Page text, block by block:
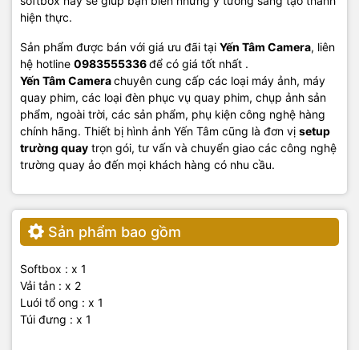
hiện thực.
Sản phẩm được bán với giá ưu đãi tại Yến Tâm Camera, liên
hệ hotline 0983555336để có giá tốt nhất .
Yến Tâm Camerachuyên cung cấp các loại máy ảnh, máy
quay phim, các loại đèn phục vụ quay phim, chụp ảnh sản
phẩm, ngoài trời, các sản phẩm, phụ kiện công nghệ hàng
chính hãng. Thiết bị hình ảnh Yến Tâm cũng là đơn vị setup
trường quay trọn gói, tư vấn và chuyển giao các công nghệ
trường quay ảo đến mọi khách hàng có nhu cầu.
Sản phẩm bao gồm
Softbox : x 1
Vải tản : x 2
Luói tổ ong : x 1
Túi đưng : x 1